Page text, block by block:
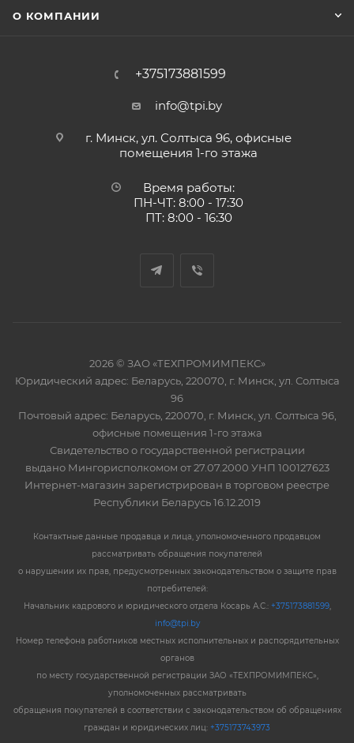
О КОМПАНИИ
+375173881599
info@tpi.by
г. Минск, ул. Солтыса 96, офисные
помещения 1-го этажа
Время работы:
ПН-ЧТ: 8:00 - 17:30
ПТ: 8:00 - 16:30
2026 © ЗАО «ТЕХПРОМИМПЕКС»
Юридический адрес: Беларусь, 220070, г. Минск, ул. Солтыса
96
Почтовый адрес: Беларусь, 220070, г. Минск, ул. Солтыса 96,
офисные помещения 1-го этажа
Свидетельство о государственной регистрации
выдано Мингорисполкомом от 27.07.2000 УНП 100127623
Интернет-магазин зарегистрирован в торговом реестре
Республики Беларусь 16.12.2019
Контактные данные продавца и лица, уполномоченного продавцом
рассматривать обращения покупателей
о нарушении их прав, предусмотренных законодательством о защите прав
потребителей:
Начальник кадрового и юридического отдела Косарь А.С.: +375173881599,
info@tpi.by
Номер телефона работников местных исполнительных и распорядительных
органов
по месту государственной регистрации ЗАО «ТЕХПРОМИМПЕКС»,
уполномоченных рассматривать
обращения покупателей в соответствии с законодательством об обращениях
граждан и юридических лиц: +375173743973